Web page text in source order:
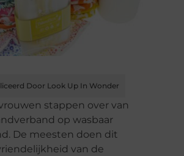
Door Look Up In Wonder
stappen over van
op wasbaar
De meesten doen dit
van de